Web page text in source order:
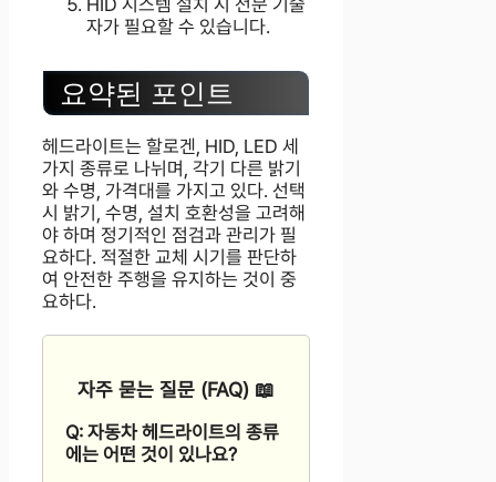
자가 필요할 수 있습니다.
요약된 포인트
헤드라이트는 할로겐, HID, LED 세
가지 종류로 나뉘며, 각기 다른 밝기
와 수명, 가격대를 가지고 있다. 선택
시 밝기, 수명, 설치 호환성을 고려해
야 하며 정기적인 점검과 관리가 필
요하다. 적절한 교체 시기를 판단하
여 안전한 주행을 유지하는 것이 중
요하다.
자주 묻는 질문 (FAQ) 📖
Q: 자동차 헤드라이트의 종류
에는 어떤 것이 있나요?